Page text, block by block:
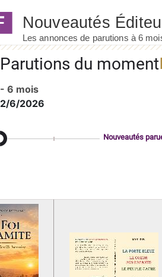
Parutions du moment
- 6 mois
2/6/2026
Nouveautés